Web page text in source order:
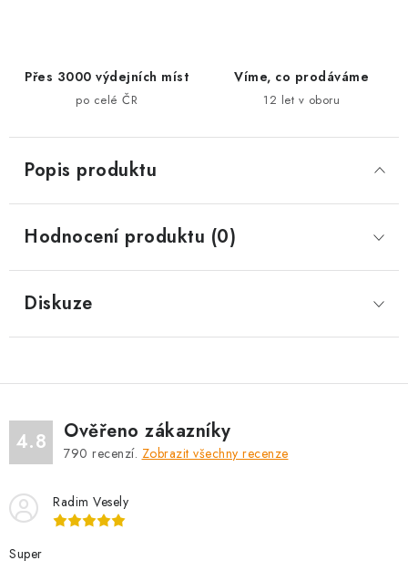
Přes 3000 výdejních míst
po celé ČR
Víme, co prodáváme
12 let v oboru
Popis produktu
Hodnocení produktu (0)
Diskuze
4.8 Ověřeno zákazníky
790 recenzí. Zobrazit všechny recenze
Radim Vesely
Super